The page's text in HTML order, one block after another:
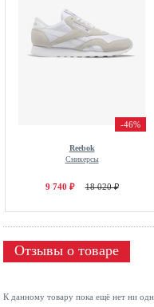
-46%
Reebok
Сникерсы
9 740 ₽ 18 020 ₽
Отзывы о товаре
К данному товару пока ещё нет ни